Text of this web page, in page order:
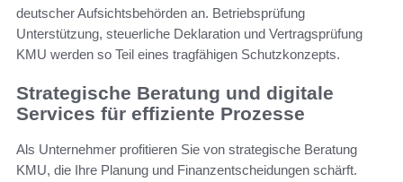
deutscher Aufsichtsbehörden an. Betriebsprüfung
Unterstützung, steuerliche Deklaration und Vertragsprüfung
KMU werden so Teil eines tragfähigen Schutzkonzepts.
Strategische Beratung und digitale
Services für effiziente Prozesse
Als Unternehmer profitieren Sie von strategische Beratung
KMU, die Ihre Planung und Finanzentscheidungen schärft.